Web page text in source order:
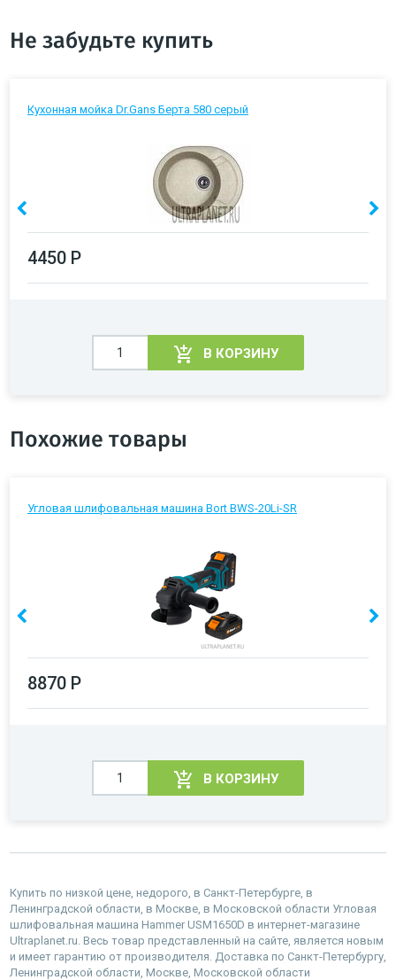
Не забудьте купить
Кухонная мойка Dr.Gans Берта 580 серый
4450 Р
В КОРЗИНУ
Похожие товары
Угловая шлифовальная машина Bort BWS-20Li-SR
8870 Р
В КОРЗИНУ
Купить по низкой цене, недорого, в Санкт-Петербурге, в
Ленинградской области, в Москве, в Московской области Угловая
шлифовальная машина Hammer USM1650D в интернет-магазине
Ultraplanet.ru. Весь товар представленный на сайте, является новым
и имеет гарантию от производителя. Доставка по Санкт-Петербургу,
Ленинградской области, Москве, Московской области